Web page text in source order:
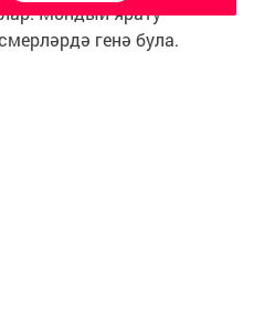
Мондый ярату
генә була.